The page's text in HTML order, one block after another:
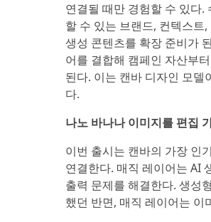
연결될 때만 경험할 수 있다
할 수 있는 브랜드, 컨텍스
생성 콘텐츠를 확장 준비가
어를 결합해 캠페인 자산부
된다. 이는 캔바 디자인 모델
다.
나노 바나나 이미지를 편집
이번 출시는 캔바의 가장 인
연결한다. 매직 레이어는 AI
출력 문제를 해결한다. 생성
했던 반면, 매직 레이어는